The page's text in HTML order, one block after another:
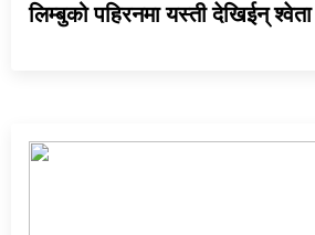
लिम्बुको पहिरनमा यस्ती देखिईन् श्वेता